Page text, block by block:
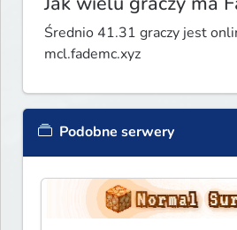
Średnio 41.31 graczy jest
mcl.fademc.xyz
Podobne serwery